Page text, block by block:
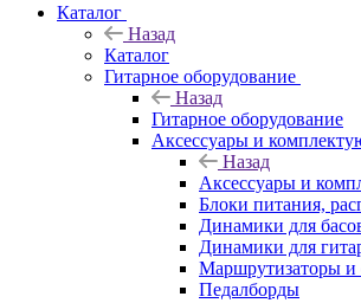
Каталог
Назад
Каталог
Гитарное оборудование
Назад
Гитарное оборудование
Аксессуары и
Назад
Аксессуары и
Блоки питания,
Динамики для
Динамики для
Маршрутизаторы и
Педалборды